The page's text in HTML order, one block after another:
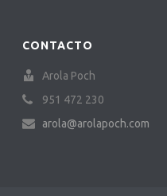
CONTACTO
Arola Poch
951 472 230
arola@arolapoch.com